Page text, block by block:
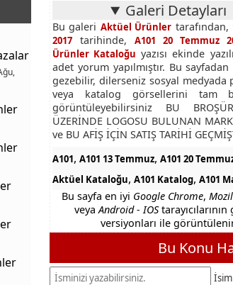
Galeri Detayları
Bu galeri Aktüel Ürünler tarafından,
2017 tarihinde,A101 20 Temmuz
Ürünler Kataloğu yazısı ekinde
adet yorum yapılmıştır. Bu sayfadan
gezebilir, dilerseniz sosyal medyada
veya katalog görsellerini tam
görüntüleyebilirsiniz BU
ÜZERİNDE LOGOSU BULUNAN
ve BU AFİŞ İÇİN SATIŞ TARİHİ
A101, A101 13 Temmuz, A101 20
Aktüel Kataloğu, A101 Katalog, A101
Bu sayfa en iyi Google Chrome,
veyaAndroid - IOStarayıcılarının
versiyonları ile
Bu Konu